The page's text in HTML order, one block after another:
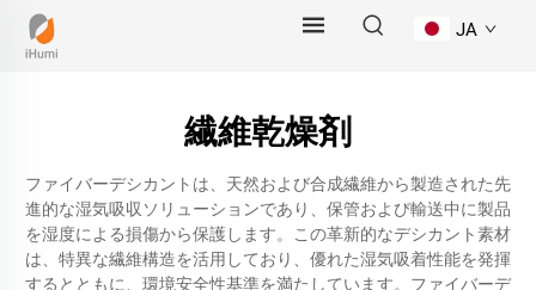
JA
繊維乾燥剤
ファイバーデシカントは、天然および合成繊維から製造された先
進的な湿気吸収ソリューションであり、保管および輸送中に製品
を湿度による損傷から保護します。この革新的なデシカント素材
は、特異な繊維構造を活用しており、優れた湿気吸着性能を発揮
するとともに、環境安全性基準を満たしています。ファイバーデ